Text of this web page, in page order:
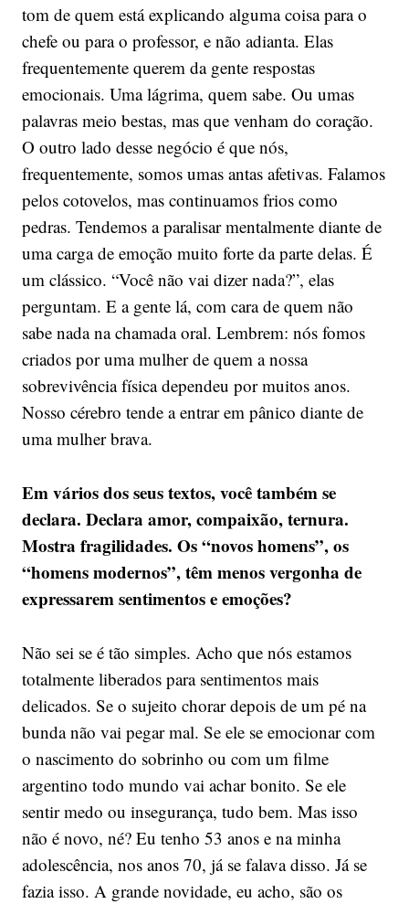
tom de quem está explicando alguma coisa para o
chefe ou para o professor, e não adianta. Elas
frequentemente querem da gente respostas
emocionais. Uma lágrima, quem sabe. Ou umas
palavras meio bestas, mas que venham do coração.
O outro lado desse negócio é que nós,
frequentemente, somos umas antas afetivas. Falamos
pelos cotovelos, mas continuamos frios como
pedras. Tendemos a paralisar mentalmente diante de
uma carga de emoção muito forte da parte delas. É
um clássico. “Você não vai dizer nada?”, elas
perguntam. E a gente lá, com cara de quem não
sabe nada na chamada oral. Lembrem: nós fomos
criados por uma mulher de quem a nossa
sobrevivência física dependeu por muitos anos.
Nosso cérebro tende a entrar em pânico diante de
uma mulher brava.
Em vários dos seus textos, você também se
declara. Declara amor, compaixão, ternura.
Mostra fragilidades. Os “novos homens”, os
“homens modernos”, têm menos vergonha de
expressarem sentimentos e emoções?
Não sei se é tão simples. Acho que nós estamos
totalmente liberados para sentimentos mais
delicados. Se o sujeito chorar depois de um pé na
bunda não vai pegar mal. Se ele se emocionar com
o nascimento do sobrinho ou com um filme
argentino todo mundo vai achar bonito. Se ele
sentir medo ou insegurança, tudo bem. Mas isso
não é novo, né? Eu tenho 53 anos e na minha
adolescência, nos anos 70, já se falava disso. Já se
fazia isso. A grande novidade, eu acho, são os